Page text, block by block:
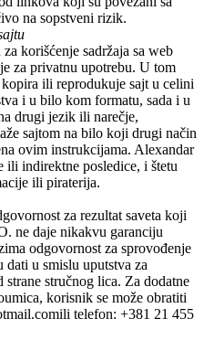
na sopstveni rizik.
korišćenje sadržaja sa web
za privatnu upotrebu. U tom
ili reprodukuje sajt u celini
i u bilo kom formatu, sada i u
drugi jezik ili narečje,
sajtom na bilo koji drugi način
ovim instrukcijama. Alexandar
ili indirektne posledice, i štetu
ili piraterija.
za rezultat saveta koji
ne daje nikakvu garanciju
odgovornost za sprovođenje
u smislu uputstva za
stručnog lica. Za dodatne
korisnik se može obratiti
ili telefon: +381 21 455